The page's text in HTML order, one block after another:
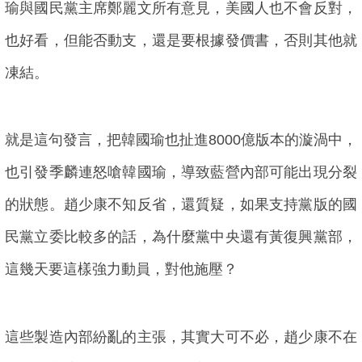
瑜與國民黨主席鄭麗文所有意見，美國人也不會反對，
也好看，但能否動支，還是要根據發價書，否則其他就
凍結。
就是這句發言，把韓國瑜也扯進8000億版本的漩渦中，
也引發季麟連怒嗆韓國瑜，導致藍營內部可能出現分裂
的狀態。趙少康不知反省，還質疑，如果支持黨版的國
民黨立委比較多的話，為什麼黨中央還有黃復興黨部，
這幾天要這樣強力動員，對他施壓？
這些製造內部紛亂的主張，其實大可不必，趙少康不在